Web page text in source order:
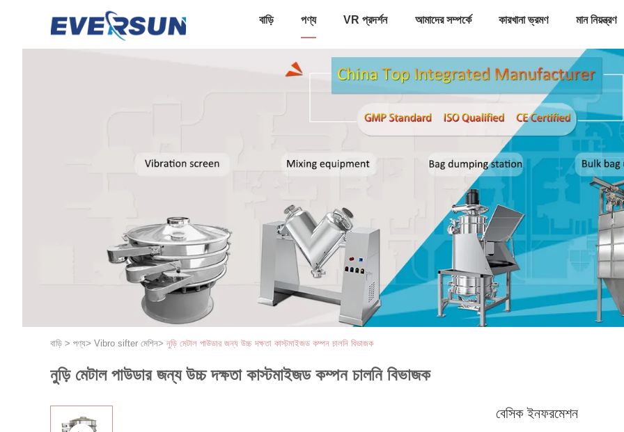
বাড়ি পণ্য VR প্রদর্শন আমাদের সম্পর্কে কারখানা ভ্রমণ মান নিয়ন্ত্রণ
বাড়ি > পণ্য> Vibro sifter মেশিন> নুড়ি মেটাল পাউডার জন্য উচ্চ দক্ষতা কাস্টমাইজড কম্পন চালনি বিভাজক
নুড়ি মেটাল পাউডার জন্য উচ্চ দক্ষতা কাস্টমাইজড কম্পন চালনি বিভাজক
বেসিক ইনফরমেশন